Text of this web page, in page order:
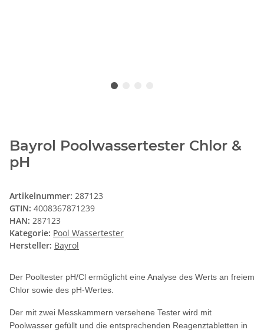
Bayrol Poolwassertester Chlor &
pH
Artikelnummer: 287123
GTIN: 4008367871239
HAN: 287123
Kategorie: Pool Wassertester
Hersteller: Bayrol
Der Pooltester pH/Cl ermöglicht eine Analyse des Werts an freiem
Chlor sowie des pH-Wertes.
Der mit zwei Messkammern versehene Tester wird mit
Poolwasser gefüllt und die entsprechenden Reagenztabletten in